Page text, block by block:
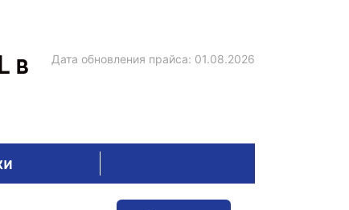
в
Дата обновления прайса: 01.08.2026